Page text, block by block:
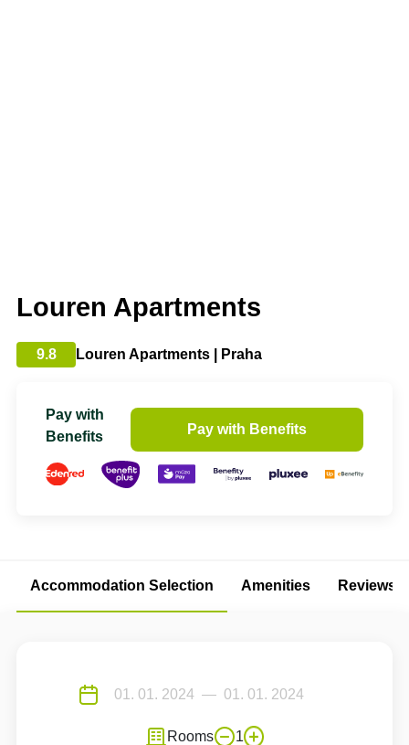
Louren Apartments
9.8 Louren Apartments | Praha
Pay with
Benefits
Pay with Benefits
Accommodation Selection Amenities Reviews
Rooms 1